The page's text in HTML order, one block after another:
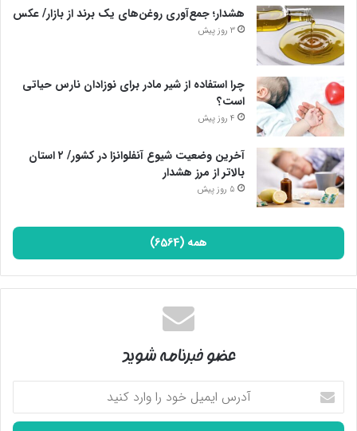
هشدار؛ جمع‌آوری روغن‌های یک برند از بازار/ عکس
3 روز پیش
چرا استفاده از شیر مادر برای نوزادان نارس حیاتی
است؟
4 روز پیش
آخرین وضعیت شیوع آنفلوانزا در کشور/ ۲ استان
بالاتر از مرز هشدار
5 روز پیش
همه (6564)
عضو خبرنامه شوید
آدرس
ایمیل
خود